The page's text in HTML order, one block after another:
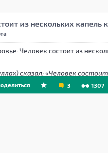
из нескольких капель
сказал: «Человек
3 1307